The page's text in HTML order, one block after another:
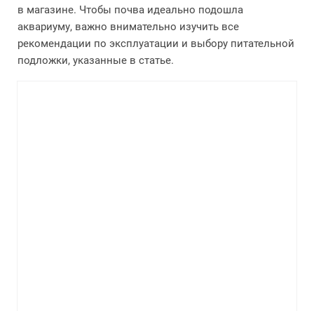
в магазине. Чтобы почва идеально подошла
аквариуму, важно внимательно изучить все
рекомендации по эксплуатации и выбору питательной
подложки, указанные в статье.